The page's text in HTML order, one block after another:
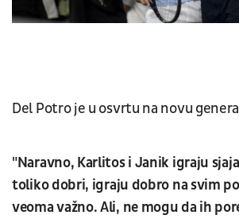
Del Potro je u osvrtu na novu
"Naravno, Karlitos i Janik igraju
toliko dobri, igraju dobro na svim
veoma važno. Ali, ne mogu da ih